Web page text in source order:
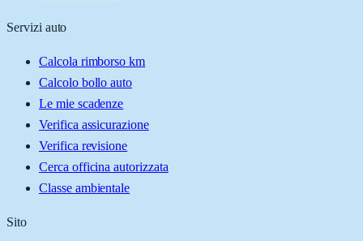
Servizi auto
Calcola rimborso km
Calcolo bollo auto
Le mie scadenze
Verifica assicurazione
Verifica revisione
Cerca officina autorizzata
Classe ambientale
Sito